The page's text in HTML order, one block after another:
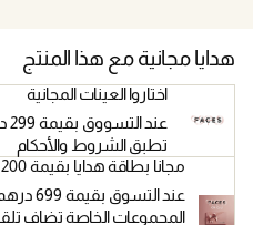
هدايا مجانية مع هذا المنتج
اختاروا العينات المجانية
تطبق الشروط والأحكام
مجانا بطاقة هدايا بقيمة 200 درهم
عند
المجموعات الخاصة تضاف